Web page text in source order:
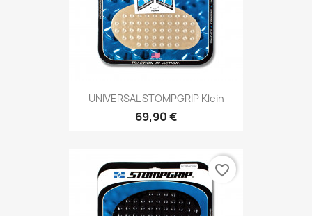
UNIVERSAL STOMPGRIP Klein
69,90 €
favorite_border